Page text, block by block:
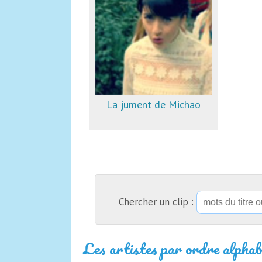
La jument de Michao
Chercher un clip :
Les artistes par ordre